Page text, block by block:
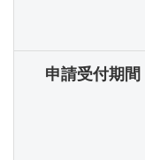
申請受付期間